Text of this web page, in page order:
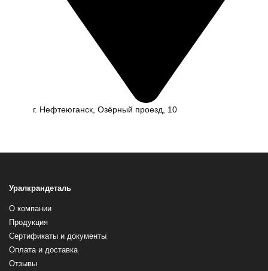
г. Нефтеюганск, Озёрный проезд, 10
Уралкрандеталь
О компании
Продукция
Сертификаты и документы
Оплата и доставка
Отзывы